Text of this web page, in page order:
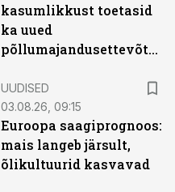
kasumlikkust toetasid
ka uued
põllumajandusettevõtted
UUDISED
03.08.26, 09:15
Euroopa saagiprognoos:
mais langeb järsult,
õlikultuurid kasvavad